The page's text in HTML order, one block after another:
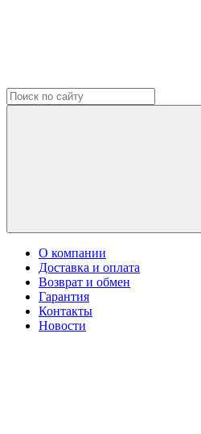
О компании
Доставка и оплата
Возврат и обмен
Гарантия
Контакты
Новости